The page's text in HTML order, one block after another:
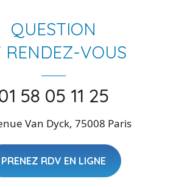
QUESTION
RENDEZ-VOUS
58 05 11 25
Van Dyck, 75008 Paris
PRENEZ RDV EN LIGNE